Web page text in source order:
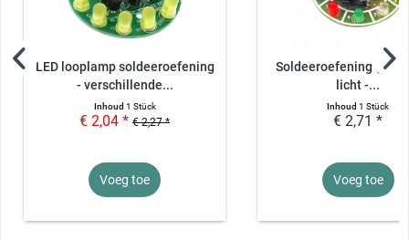
LED looplamp soldeeroefening
- verschillende...
Inhoud 1 Stück
€ 2,04 * € 2,27 *
Voeg toe
Soldeeroefening (kit) -
licht -...
Inhoud1 Stück
€ 2,71 *
Voeg toe